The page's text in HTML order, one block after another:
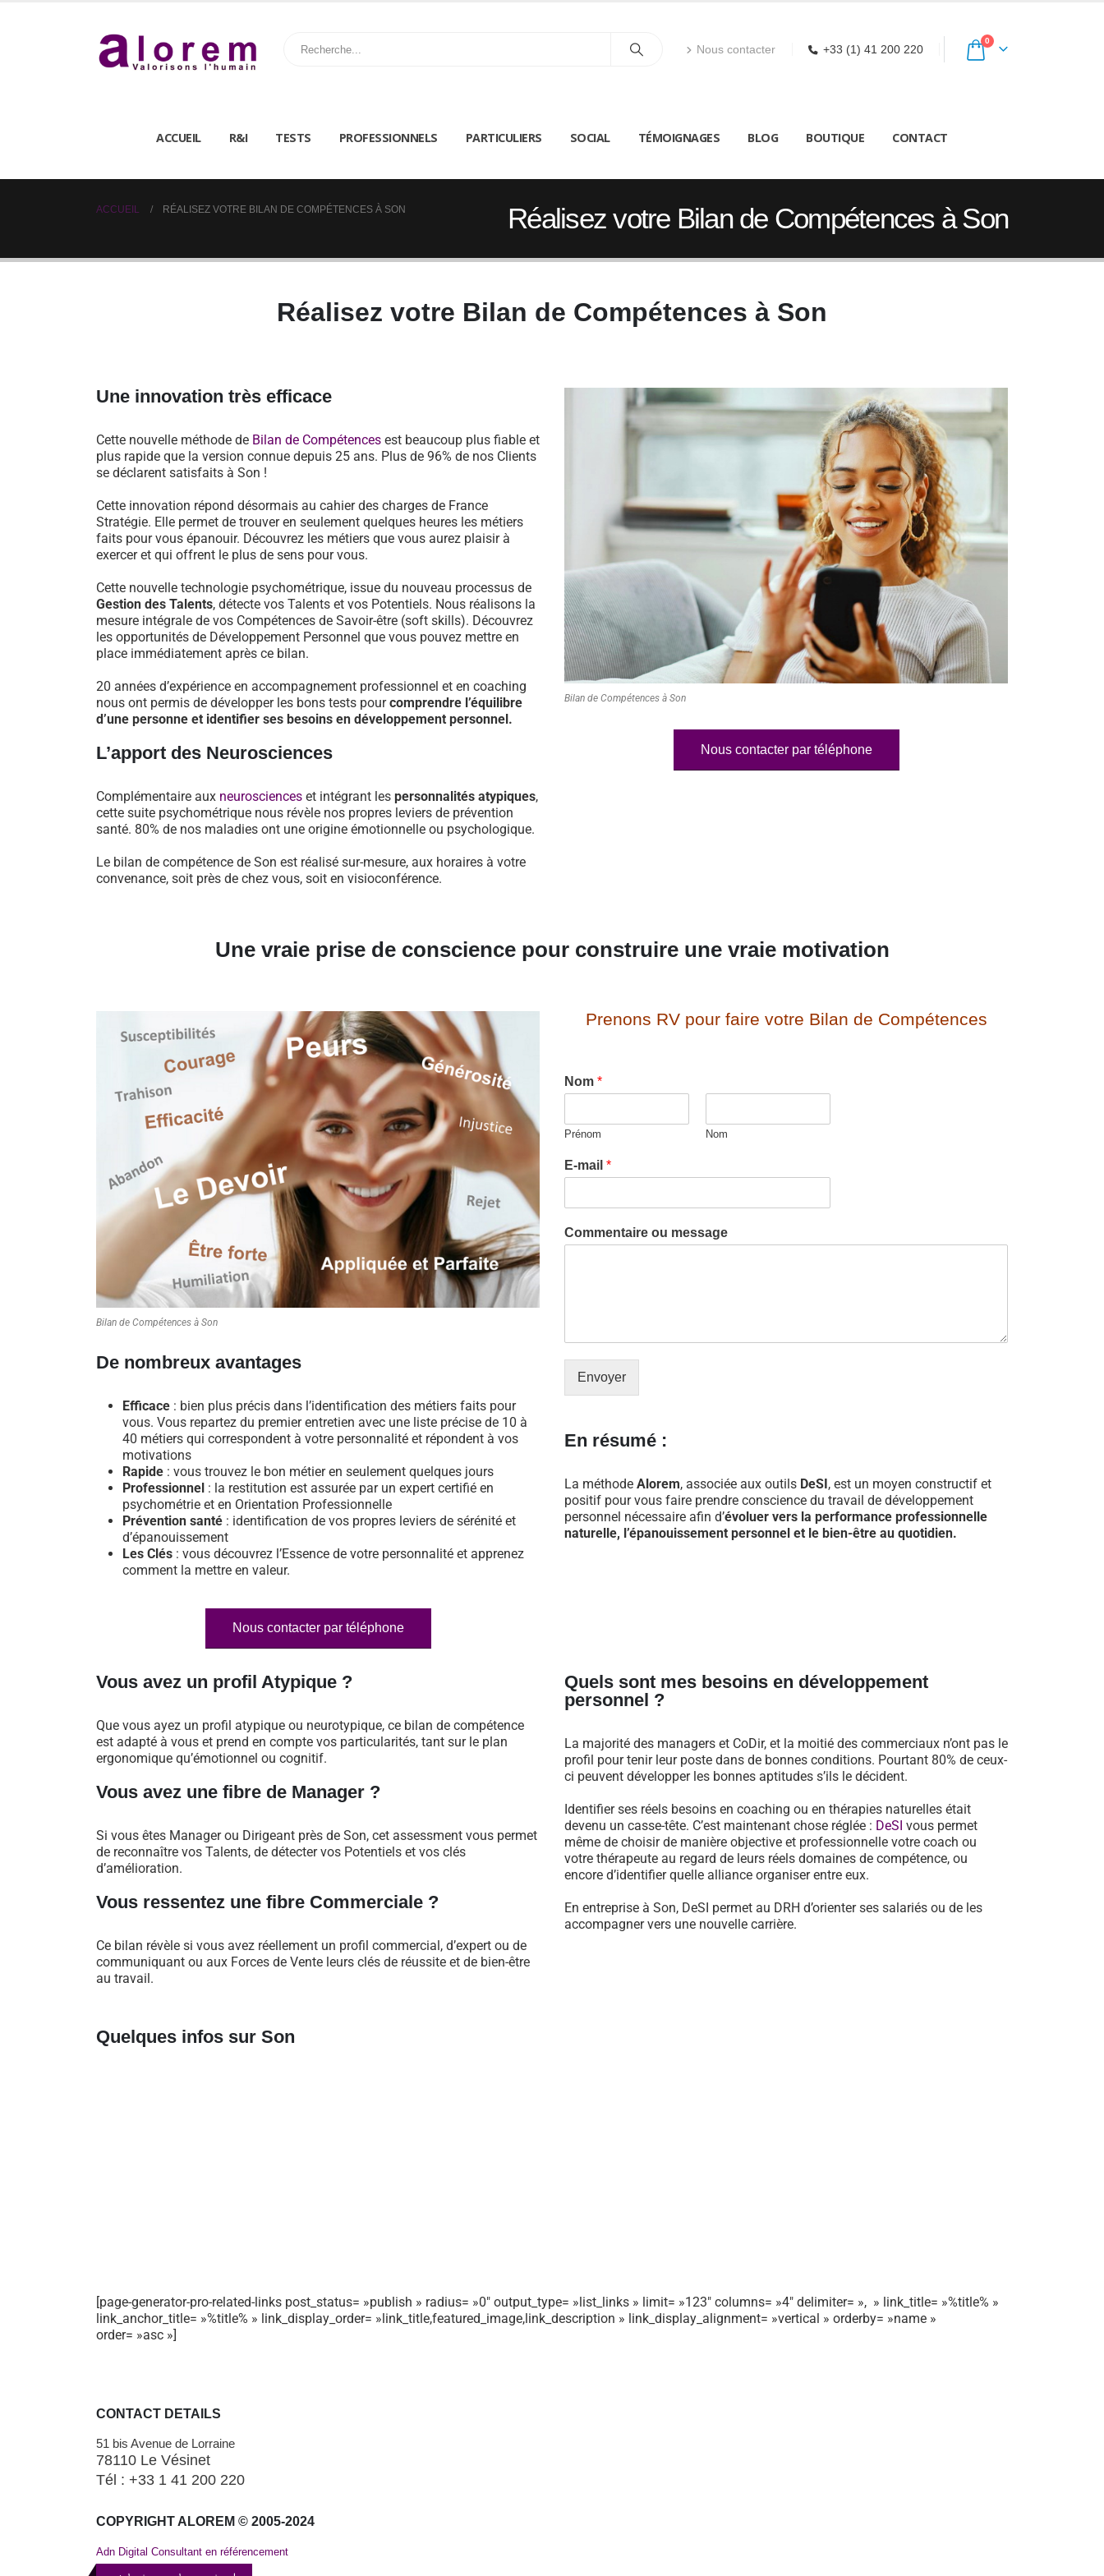
Nous contacter +33 (1) 41 200 220
0
ACCUEIL R&I TESTS PROFESSIONNELS PARTICULIERS SOCIAL TÉMOIGNAGES BLOG BOUTIQUE CONTACT
Réalisez votre Bilan de Compétences à Son
ACCUEIL RÉALISEZ VOTRE BILAN DE COMPÉTENCES À SON
Réalisez votre Bilan de Compétences à Son
Une innovation très efficace
Cette nouvelle méthode de Bilan de Compétences est beaucoup plus fiable et
plus rapide que la version connue depuis 25 ans. Plus de 96% de nos Clients
se déclarent satisfaits à Son !
Cette innovation répond désormais au cahier des charges de France
Stratégie. Elle permet de trouver en seulement quelques heures les métiers
faits pour vous épanouir. Découvrez les métiers que vous aurez plaisir à
exercer et qui offrent le plus de sens pour vous.
Cette nouvelle technologie psychométrique, issue du nouveau processus de
Gestion des Talents, détecte vos Talents et vos Potentiels. Nous réalisons la
mesure intégrale de vos Compétences de Savoir-être (soft skills). Découvrez
les opportunités de Développement Personnel que vous pouvez mettre en
place immédiatement après ce bilan.
20 années d’expérience en accompagnement professionnel et en coaching
nous ont permis de développer les bons tests pourcomprendre l’équilibre
d’une personne et identifier ses besoins en développement personnel.
L’apport des Neurosciences
Complémentaire aux neurosciences et intégrant les personnalités atypiques,
cette suite psychométrique nous révèle nos propres leviers de prévention
santé. 80% de nos maladies ont une origine émotionnelle ou psychologique.
Le bilan de compétence de Son est réalisé sur-mesure, aux horaires à votre
convenance, soit près de chez vous, soit en visioconférence.
Bilan de Compétences à Son
Nous contacter par téléphone
Une vraie prise de conscience pour construire une vraie motivation
Bilan de Compétences à Son
De nombreux avantages
Efficace : bien plus précis dans l’identification des métiers faits pour
vous. Vous repartez du premier entretien avec une liste précise de 10 à
40 métiers qui correspondent à votre personnalité et répondent à vos
motivations
Rapide : vous trouvez le bon métier en seulement quelques jours
Professionnel : la restitution est assurée par un expert certifié en
psychométrie et en Orientation Professionnelle
Prévention santé : identification de vos propres leviers de sérénité et
d’épanouissement
Les Clés : vous découvrez l’Essence de votre personnalité et apprenez
comment la mettre en valeur.
Nous contacter par téléphone
Prenons RV pour faire votre Bilan de Compétences
Nom *
Prénom Nom
E-mail *
Commentaire ou message
Envoyer
En résumé :
La méthode Alorem, associée aux outils DeSI, est un moyen constructif et
positif pour vous faire prendre conscience du travail de développement
personnel nécessaire afin d’évoluer vers la performance professionnelle
naturelle, l’épanouissement personnel et le bien-être au quotidien.
Vous avez un profil Atypique ?
Que vous ayez un profil atypique ou neurotypique, ce bilan de compétence
est adapté à vous et prend en compte vos particularités, tant sur le plan
ergonomique qu’émotionnel ou cognitif.
Vous avez une fibre de Manager ?
Si vous êtes Manager ou Dirigeant près de Son, cet assessment vous permet
de reconnaître vos Talents, de détecter vos Potentiels et vos clés
d’amélioration.
Vous ressentez une fibre Commerciale ?
Ce bilan révèle si vous avez réellement un profil commercial, d’expert ou de
communiquant ou aux Forces de Vente leurs clés de réussite et de bien-être
au travail.
Quels sont mes besoins en développement
personnel ?
La majorité des managers et CoDir, et la moitié des commerciaux n’ont pas le
profil pour tenir leur poste dans de bonnes conditions. Pourtant 80% de ceux-
ci peuvent développer les bonnes aptitudes s’ils le décident.
Identifier ses réels besoins en coaching ou en thérapies naturelles était
devenu un casse-tête. C’est maintenant chose réglée : DeSI vous permet
même de choisir de manière objective et professionnelle votre coach ou
votre thérapeute au regard de leurs réels domaines de compétence, ou
encore d’identifier quelle alliance organiser entre eux.
En entreprise à Son, DeSI permet au DRH d’orienter ses salariés ou de les
accompagner vers une nouvelle carrière.
Quelques infos sur Son
[page-generator-pro-related-links post_status= »publish » radius= »0″ output_type= »list_links » limit= »123″ columns= »4″ delimiter= », » link_title= »%title% »
link_anchor_title= »%title% » link_display_order= »link_title,featured_image,link_description » link_display_alignment= »vertical » orderby= »name »
order= »asc »]
CONTACT DETAILS
51 bis Avenue de Lorraine
78110 Le Vésinet
Tél : +33 1 41 200 220
COPYRIGHT ALOREM © 2005-2024
Adn Digital Consultant en référencement